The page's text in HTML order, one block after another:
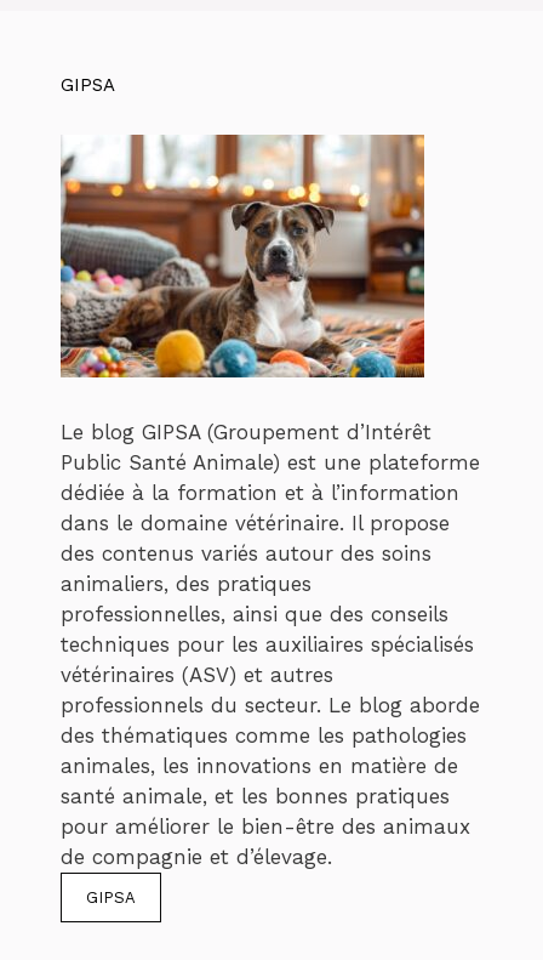
GIPSA
Le blog GIPSA (Groupement d’Intérêt
Public Santé Animale) est une plateforme
dédiée à la formation et à l’information
dans le domaine vétérinaire. Il propose
des contenus variés autour des soins
animaliers, des pratiques
professionnelles, ainsi que des conseils
techniques pour les auxiliaires spécialisés
vétérinaires (ASV) et autres
professionnels du secteur. Le blog aborde
des thématiques comme les pathologies
animales, les innovations en matière de
santé animale, et les bonnes pratiques
pour améliorer le bien-être des animaux
de compagnie et d’élevage.
GIPSA